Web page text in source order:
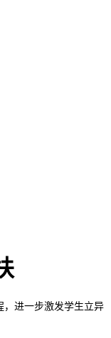
进一步激发学生立异